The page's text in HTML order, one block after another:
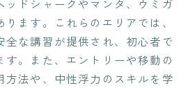
ッドシャークやマンタ、ウミガ
ます。これらのエリアでは、
全な講習が提供され、初心者で
す。また、エントリーや移動の
方法や、中性浮力のスキルを学